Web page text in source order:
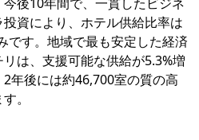
資により、ホテル供給比率は
です。地域で最も安定した経済
は、支援可能な供給が5.3%増
年後には約46,700室の質の高
。